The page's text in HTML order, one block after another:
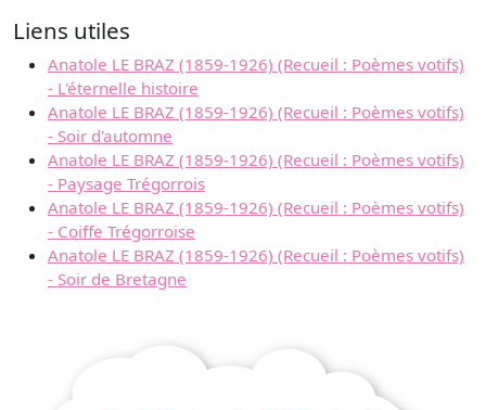
Liens utiles
Anatole LE BRAZ (1859-1926) (Recueil : Poèmes votifs)
- L'éternelle histoire
Anatole LE BRAZ (1859-1926) (Recueil : Poèmes votifs)
- Soir d'automne
Anatole LE BRAZ (1859-1926) (Recueil : Poèmes votifs)
- Paysage Trégorrois
Anatole LE BRAZ (1859-1926) (Recueil : Poèmes votifs)
- Coiffe Trégorroise
Anatole LE BRAZ (1859-1926) (Recueil : Poèmes votifs)
- Soir de Bretagne